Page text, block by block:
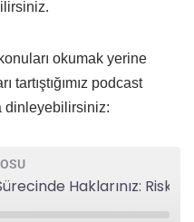
okumak yerine
tartıştığımız podcast
dinleyebilirsiniz: